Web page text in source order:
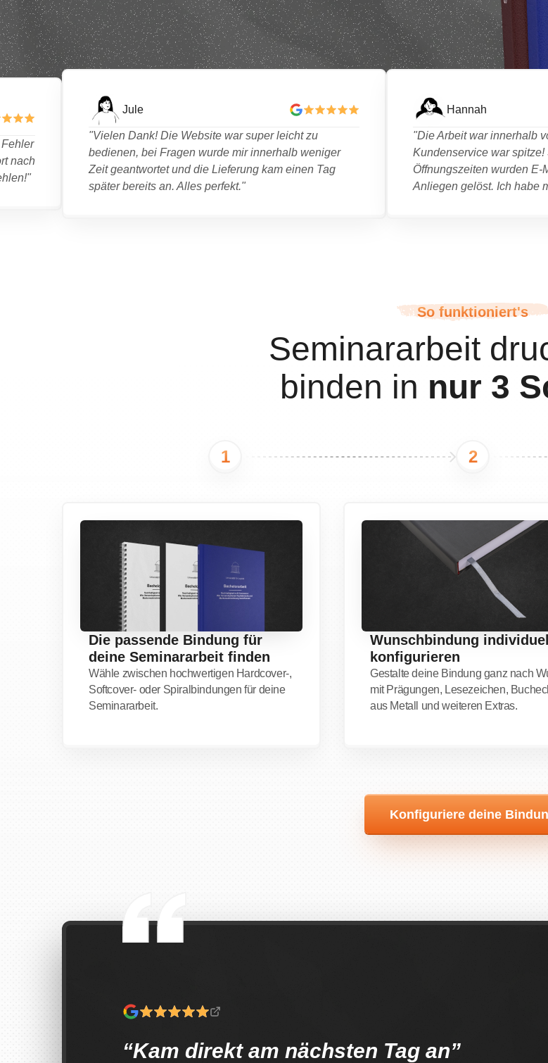
nach
Jule
"Vielen Dank! Die Website war super leicht zu
bedienen, bei Fragen wurde mir innerhalb weniger
Zeit geantwortet und die Lieferung kam einen Tag
später bereits an. Alles perfekt."
Hannah
"Die Arbeit war innerhalb
Kundenservice war spitze!
Öffnungszeiten wurden E-
Anliegen gelöst. Ich habe
So funktioniert's
Seminararbeit
binden in nur 3
1 2
Die passende Bindung für
deine Seminararbeit finden
Wähle zwischen hochwertigen Hardcover-,
Softcover- oder Spiralbindungen für deine
Seminararbeit.
Wunschbindung individuell
konfigurieren
Gestalte deine Bindung ganz nach
mit Prägungen, Lesezeichen,
aus Metall und weiteren Extras.
Konfiguriere deine
“Kam direkt am nächsten Tag an”